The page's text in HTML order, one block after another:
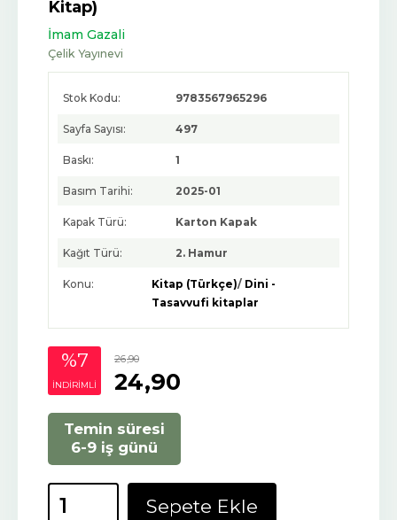
Kitap)
İmam Gazali
Çelik Yayınevi
Stok Kodu: 9783567965296
Sayfa Sayısı: 497
Baskı: 1
Basım Tarihi: 2025-01
Kapak Türü: Karton Kapak
Kağıt Türü: 2. Hamur
Konu: Kitap (Türkçe)/ Dini -
Tasavvufi kitaplar
%7
INDIRIMLI
26,90
24,90
Temin süresi
6-9 iş günü
Sepete Ekle